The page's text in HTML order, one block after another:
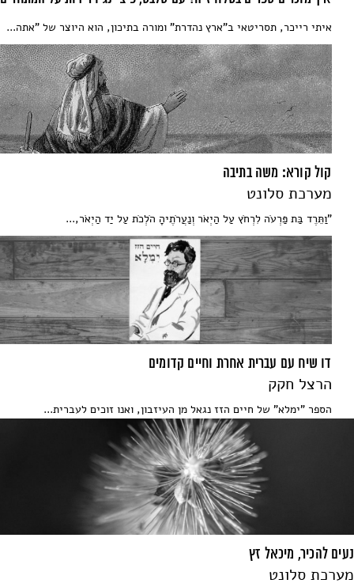
איתי רייכר, תסריטאי ב"ארץ נהדרת" ומורה בתיכון, הוא היוצר של "אתה...
קול קורא: משה בתיבה
מערכת סלונט
"וַתֵּרֶד בַּת פַּרְעֹה לִרְחֹץ עַל הַיְאֹר וְנַעֲרֹתֶיהָ הֹלְכֹת עַל יַד הַיְאֹר,...
דו שיח עם עברית אחרת וחיים קדומים
הרצל חקק
הספר "ימלא" של חיים הזז נגאל מן העיזבון, ואנו זוכים לעברית...
נעים להכיר, מיכאל זץ
מערכת סלונט